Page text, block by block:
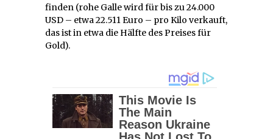
finden (rohe Galle wird für bis zu 24.000
USD – etwa 22.511 Euro – pro Kilo verkauft,
das ist in etwa die Hälfte des Preises für
Gold).